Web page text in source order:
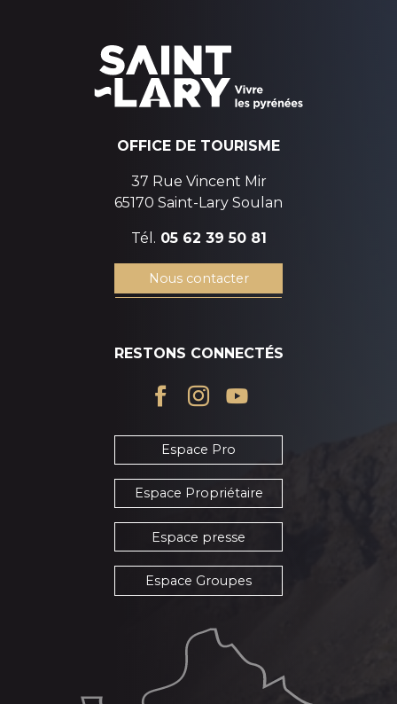
OFFICE DE TOURISME
37 Rue Vincent Mir
65170 Saint-Lary Soulan
Tél. 05 62 39 50 81
Nous contacter
RESTONS CONNECTÉS
Espace Pro
Espace Propriétaire
Espace presse
Espace Groupes